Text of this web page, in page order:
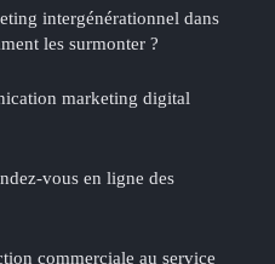
intergénérationnel dans
les surmonter ?
marketing digital
vous en ligne des
commerciale au service